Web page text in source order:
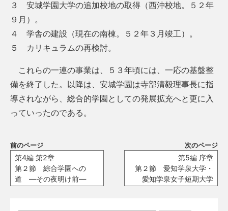
３ 安城学園大学の追加校地の取得（西沖校地。５２年
９月）。
４ 学舎の建設（現在の南棟。５２年３月竣工）。
５ カリキュラムの再検討。
これらの一連の事業は、５３年頃には、一応の基盤整
備を終了した。以降は、安城学園は寺部清毅理事長に指
導されながら、総合的学園としての発展拡充へと更に入
っていったのである。
前のページ
第4編 第2章
第２節 綜合学園への
道 ―その夜明け前―
次のページ
第5編 序章
第２節 愛知学泉大学・
愛知学泉女子短期大学